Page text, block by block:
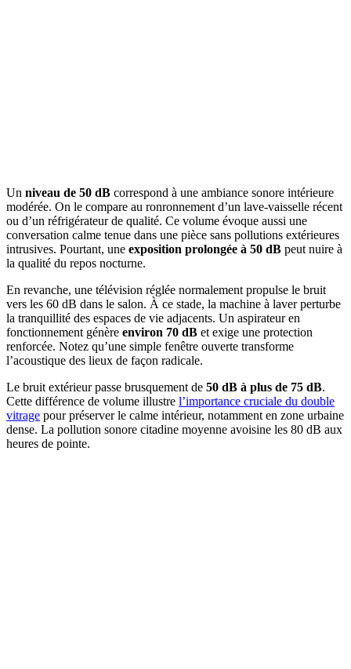
Un niveau de 50 dB correspond à une ambiance sonore intérieure
modérée. On le compare au ronronnement d’un lave-vaisselle récent
ou d’un réfrigérateur de qualité. Ce volume évoque aussi une
conversation calme tenue dans une pièce sans pollutions extérieures
intrusives. Pourtant, une exposition prolongée à 50 dB peut nuire à
la qualité du repos nocturne.
En revanche, une télévision réglée normalement propulse le bruit
vers les 60 dB dans le salon. À ce stade, la machine à laver perturbe
la tranquillité des espaces de vie adjacents. Un aspirateur en
fonctionnement génère environ 70 dB et exige une protection
renforcée. Notez qu’une simple fenêtre ouverte transforme
l’acoustique des lieux de façon radicale.
Le bruit extérieur passe brusquement de 50 dB à plus de 75 dB.
Cette différence de volume illustre l’importance cruciale du double
vitrage pour préserver le calme intérieur, notamment en zone urbaine
dense. La pollution sonore citadine moyenne avoisine les 80 dB aux
heures de pointe.